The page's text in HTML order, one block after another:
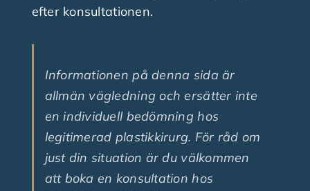
efter konsultationen.
Informationen på denna sida är
allmän vägledning och ersätter inte
en individuell bedömning hos
legitimerad plastikkirurg. För råd om
just din situation är du välkommen
att boka en konsultation hos